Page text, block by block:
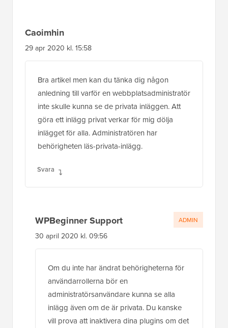
Caoimhin
29 apr 2020 kl. 15:58
Bra artikel men kan du tänka dig någon
anledning till varför en webbplatsadministratör
inte skulle kunna se de privata inläggen. Att
göra ett inlägg privat verkar för mig dölja
inlägget för alla. Administratören har
behörigheten läs-privata-inlägg.
Svara
WPBeginner Support
30 april 2020 kl. 09:56
Om du inte har ändrat behörigheterna för
användarrollerna bör en
administratörsanvändare kunna se alla
inlägg även om de är privata. Du kanske
vill prova att inaktivera dina plugins om det
ADMIN